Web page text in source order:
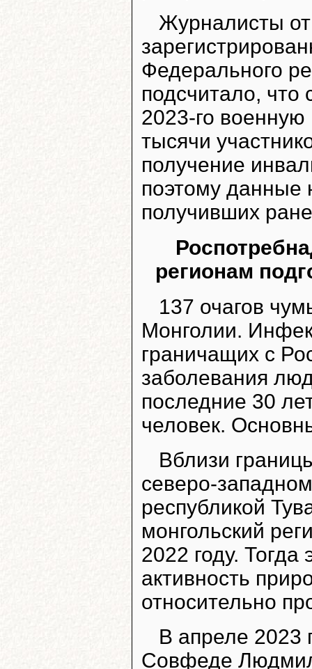
Журналисты
Федерального
подсчитало,
2023-го
тысячи
получение
поэтому данные
получивших
регионам
137 очагов
Монголии.
граничащих с
заболевания
последние 30
человек.
Вблизи
северо-
республикой
монгольский
2022 году.
активность
относительно
В апреле 2023
Совфеде